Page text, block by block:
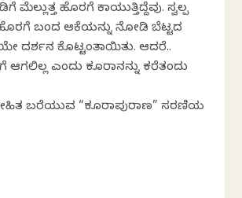
ಮೆಲ್ಲುತ್ತ ಹೊರಗೆ ಕಾಯುತ್ತಿದ್ದೆವು. ಸ್ವಲ್ಪ
ಬಂದ ಆಕೆಯನ್ನು ನೋಡಿ ಬೆಟ್ಟದ
ದರ್ಶನ ಕೊಟ್ಟಂತಾಯಿತು. ಆದರೆ..
ಎಂದು ಕೂರಾನನ್ನು ಕರೆತಂದು
ಬರೆಯುವ “ಕೂರಾಪುರಾಣ” ಸರಣಿಯ